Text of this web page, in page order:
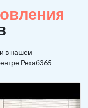
в нашем
Рехаб365